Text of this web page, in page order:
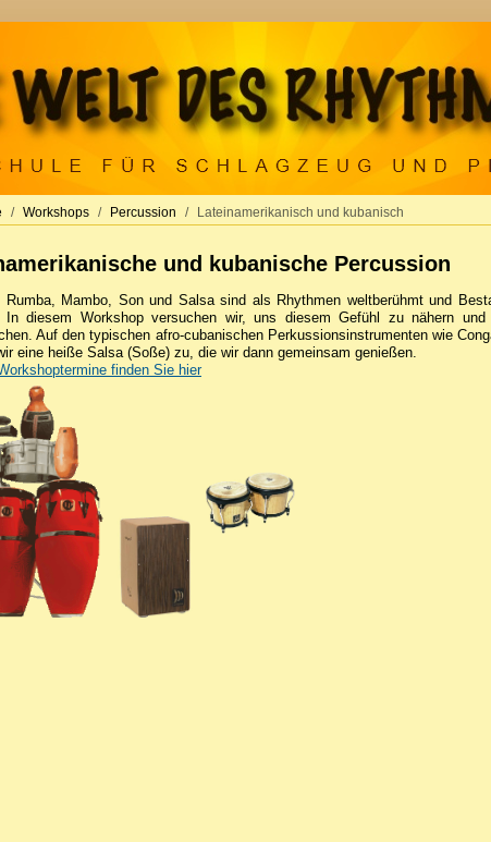
Workshops Percussion Lateinamerikanisch und kubanisch
und kubanische Percussion
Rumba, Mambo, Son und Salsa sind als Rhythmen weltberühmt und
In diesem Workshop versuchen wir, uns diesem Gefühl zu nähern
Auf den typischen afro-cubanischen Perkussionsinstrumenten wie
eine heiße Salsa (Soße) zu, die wir dann gemeinsam genießen.
finden Sie hier